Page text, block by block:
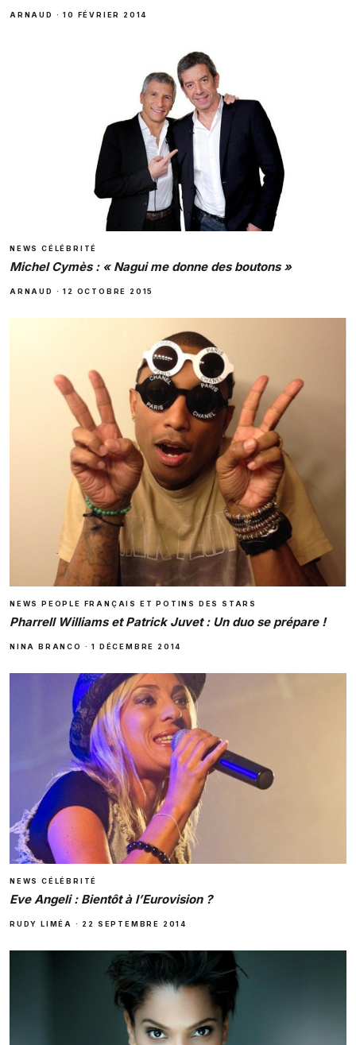
ARNAUD ·10 FÉVRIER 2014
NEWS CÉLÉBRITÉ
Michel Cymès : « Nagui me donne des boutons »
ARNAUD ·12 OCTOBRE 2015
NEWS PEOPLE FRANÇAIS ET POTINS DES STARS
Pharrell Williams et Patrick Juvet : Un duo se prépare !
NINA BRANCO ·1 DÉCEMBRE 2014
NEWS CÉLÉBRITÉ
Eve Angeli : Bientôt à l’Eurovision ?
RUDY LIMÉA · 22 SEPTEMBRE 2014